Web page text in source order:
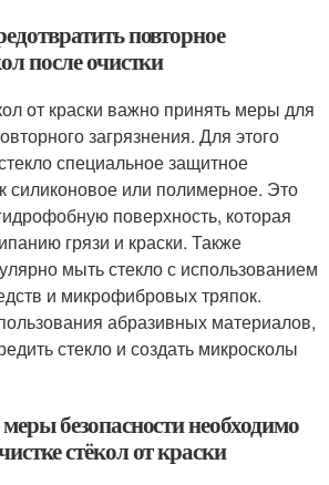
повторное
после очистки
от краски важно принять меры для
загрязнения. Для этого
специальное защитное
силиконовое или полимерное. Это
поверхность, которая
грязи и краски. Также
мыть стекло с использованием
и микрофибровых тряпок.
абразивных материалов,
стекло и создать микросколы
безопасности необходимо
стёкол от краски